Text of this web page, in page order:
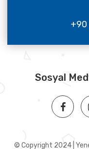
+90
Sosyal
© Copyright 2024 |